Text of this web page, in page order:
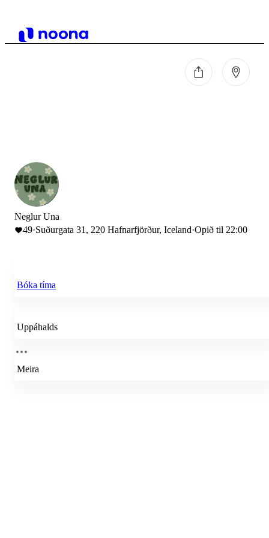
Neglur Una
49·Suðurgata 31, 220 Hafnarfjörður, Iceland·Opið til 22:00
Bóka tíma
Uppáhalds
Meira